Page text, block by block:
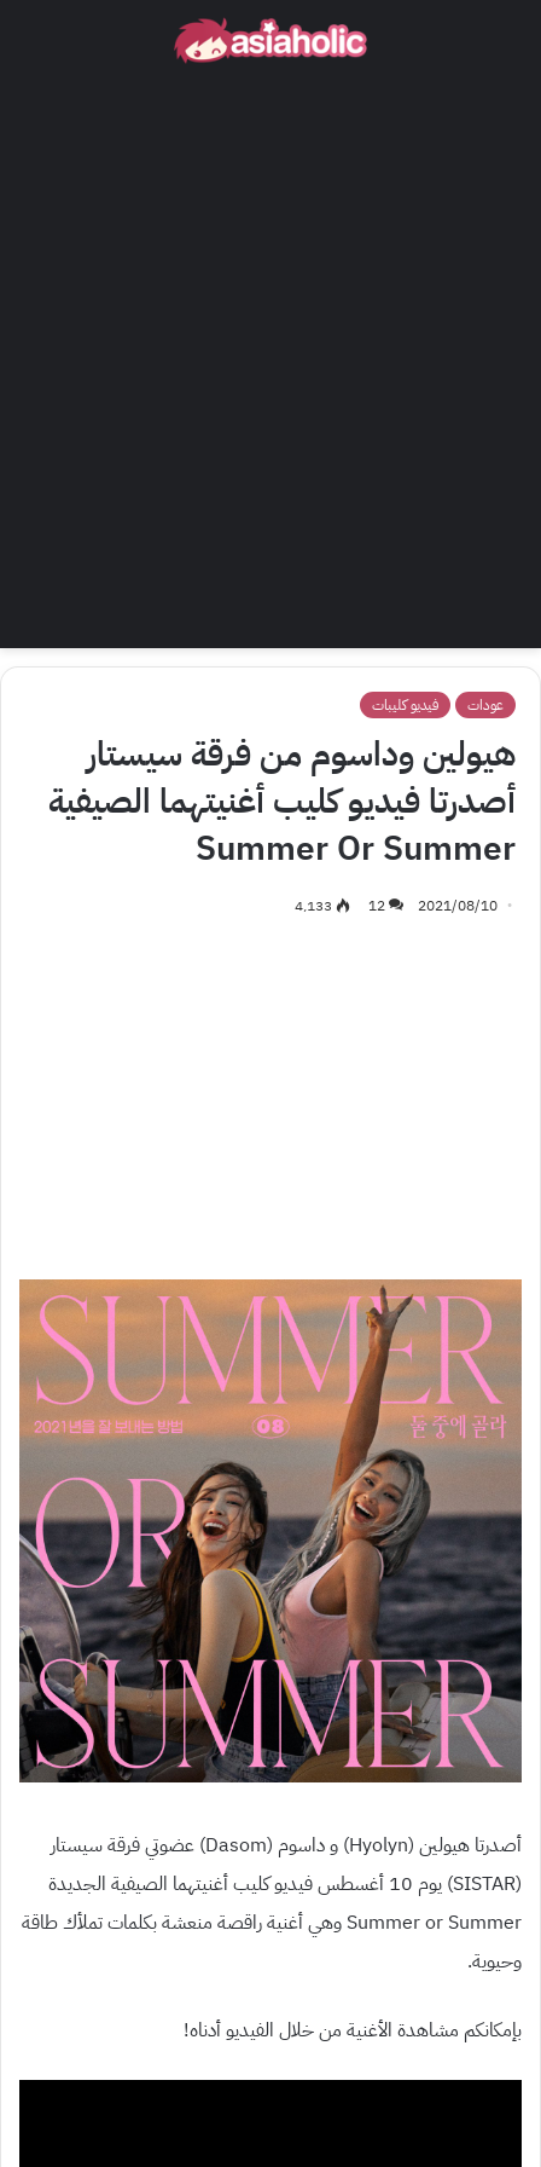
عودات فيديو كليبات
هيولين وداسوم من فرقة سيستار
أصدرتا فيديو كليب أغنيتهما الصيفية
Summer Or Summer
2021/08/10
12 4٬133
أصدرتا هيولين (Hyolyn) و داسوم (Dasom) عضوتي فرقة سيستار
(SISTAR) يوم 10 أغسطس فيديو كليب أغنيتهما الصيفية الجديدة
Summer or Summer وهي أغنية راقصة منعشة بكلمات تملأك طاقة
وحيوية.
بإمكانكم مشاهدة الأغنية من خلال الفيديو أدناه!